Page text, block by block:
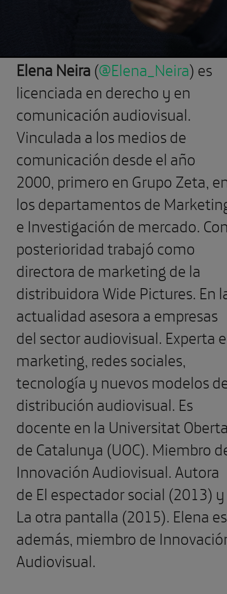
Elena Neira(@Elena_Neira)es
licenciada en derecho y en
comunicación audiovisual.
Vinculada a los medios de
comunicación desde el año
2000, primero en Grupo Zeta,
los departamentos de
e Investigación de mercado.
posterioridad trabajó como
directora de marketing de la
distribuidora Wide Pictures. En
actualidad asesora a empresas
del sector audiovisual. Experta
marketing, redes sociales,
tecnología y nuevos modelos
distribución audiovisual. Es
docente en la Universitat
de Catalunya (UOC). Miembro
Innovación Audiovisual. Autora
de El espectador social (2013) y
La otra pantalla (2015). Elena
además, miembro de
Audiovisual.